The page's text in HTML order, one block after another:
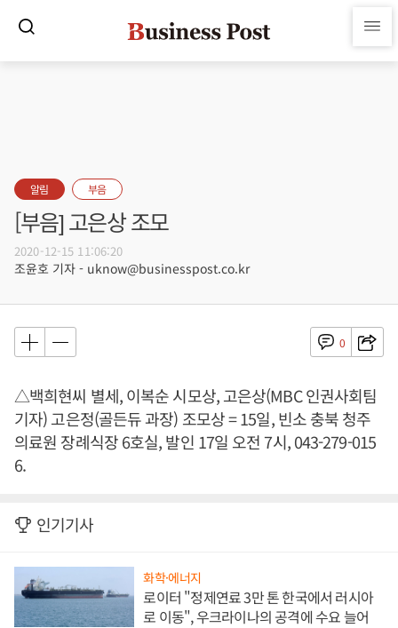
알림 부음
[부음] 고은상 조모
2020-12-15 11:06:20
조윤호 기자 - uknow@businesspost.co.kr
0
△백희현씨 별세, 이복순 시모상, 고은상(MBC 인권사회팀
기자) 고은정(골든듀 과장) 조모상 = 15일, 빈소 충북 청주
의료원 장례식장 6호실, 발인 17일 오전 7시, 043-279-015
6.
인기기사
화학·에너지
로이터 "정제연료 3만 톤 한국에서 러시아
로 이동", 우크라이나의 공격에 수요 늘어